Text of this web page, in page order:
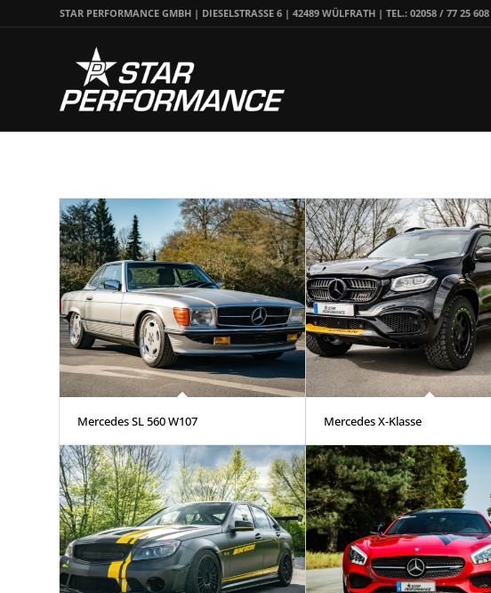
STAR PERFORMANCE GMBH | DIESELSTRASSE 6 | 42489 WÜLFRATH | TEL.: 02058 / 77 25 608
Mercedes SL 560 W107 Mercedes X-Klasse